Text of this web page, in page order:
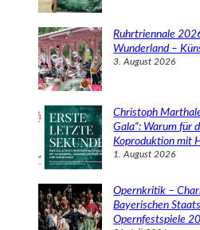
Ruhrtriennale
Wunderland –
3. August 2026
Christoph
Gala“: Warum für
Koproduktion mit
1. August 2026
Opernkritik –
Bayerischen
Opernfestspiele